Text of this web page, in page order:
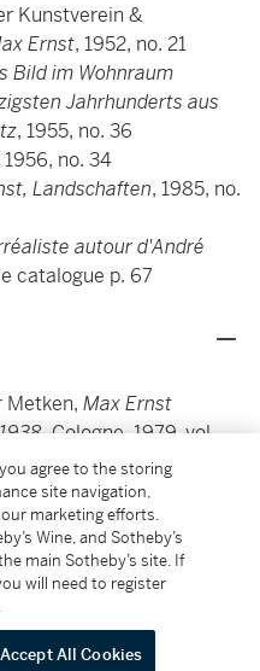
Kunstverein &
Ernst, 1952, no. 21
Bild im Wohnraum
Jahrhunderts aus
, 1955, no. 36
1956, no. 34
Landschaften, 1985, no.
autour d'André
catalogue p. 67
Metken, Max Ernst
, Cologne, 1979, vol.
Metken,Max Ernst
agree to the storing
site navigation,
marketing efforts.
Wine, and Sotheby’s
main Sotheby’s site. If
will need to register
Accept All Cookies